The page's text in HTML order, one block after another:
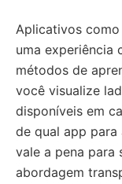
Aplicativos
uma experiência
métodos de
você visualize
disponíveis em
de qual app
vale a pena para
abordagem